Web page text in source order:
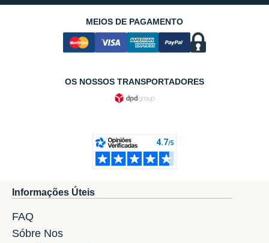
MEIOS DE PAGAMENTO
OS NOSSOS TRANSPORTADORES
Informações Úteis
FAQ
Sóbre Nos